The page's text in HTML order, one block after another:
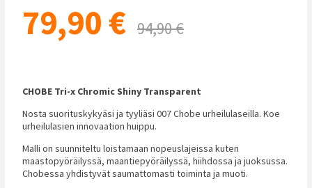
79,90 € 94,90 €
CHOBE Tri-x Chromic Shiny Transparent
Nosta suorituskykyäsi ja tyyliäsi 007 Chobe urheilulaseilla. Koe
urheilulasien innovaation huippu.
Malli on suunniteltu loistamaan nopeuslajeissa kuten
maastopyöräilyssä, maantiepyöräilyssä, hiihdossa ja juoksussa.
Chobessa yhdistyvät saumattomasti toiminta ja muoti.